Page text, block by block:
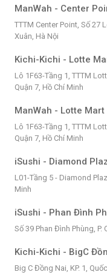
ManWah - Center
TTTM Center Point, Số 27
Xuân, Hà Nội
Kichi-Kichi - Lotte
Lô 1F63-Tầng 1, TTTM
Quận 7, Hồ Chí Minh
ManWah - Lotte Mart
Lô 1F63-Tầng 1, TTTM
Quận 7, Hồ Chí Minh
iSushi - Diamond
L01-Tầng 5 - Diamond
Minh
iSushi - Phan Đình
Số 39 Phan Đình Phùng, P.
Kichi-Kichi - BigC
Big C Đồng Nai, KP. 1,